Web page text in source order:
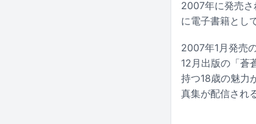
2007年に発売さ
に電子書籍とし
2007年1月発売
12月出版の「蒼
持つ18歳の魅力
真集が配信され